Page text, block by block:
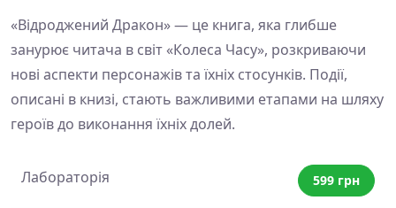
«Відроджений Дракон» — це книга, яка глибше
занурює читача в світ «Колеса Часу», розкриваючи
нові аспекти персонажів та їхніх стосунків. Події,
описані в книзі, стають важливими етапами на шляху
героїв до виконання їхніх долей.
Лабораторія 599 грн